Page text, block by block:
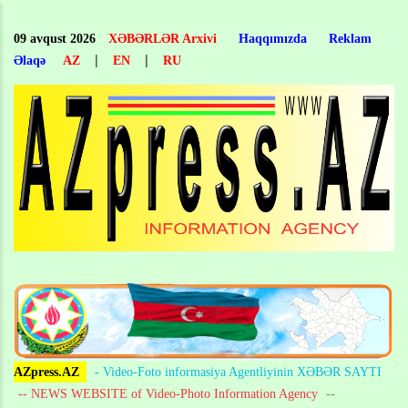
main
content
09 avqust 2026 XƏBƏRLƏR Arxivi Haqqımızda
Reklam
Əlaqə
AZ | EN | RU
AZpress.AZ
- Video-Foto informasiya Agentliyinin XƏBƏR SAYTI
-- NEWS WEBSITE of Video-Photo Information Agency --